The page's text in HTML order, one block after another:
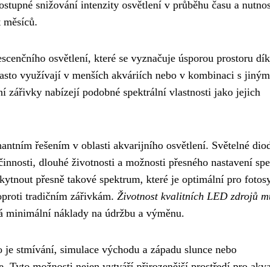
snižování intenzity osvětlení v průběhu času a
měsíců.
osvětlení, které se vyznačuje úsporou prostoru
využívají v menších akváriích nebo v kombinaci s
zářivky nabízejí podobné spektrální vlastnosti jako jejich
řešením v oblasti akvarijního osvětlení. Světelné
dlouhé životnosti a možnosti přesného nastavení
přesně takové spektrum, které je optimální pro
tradičním zářivkám. Životnost kvalitních LED zdrojů
minimální náklady na údržbu a výměnu.
stmívání, simulace východu a západu slunce nebo